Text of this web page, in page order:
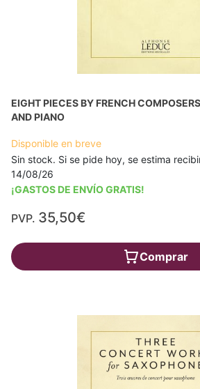
EIGHT PIECES BY FRENCH
AND PIANO
Disponible en breve
Sin stock. Si se pide hoy, se estima
14/08/26
¡GASTOS DE ENVÍO GRATIS!
PVP. 35,50€
Comprar